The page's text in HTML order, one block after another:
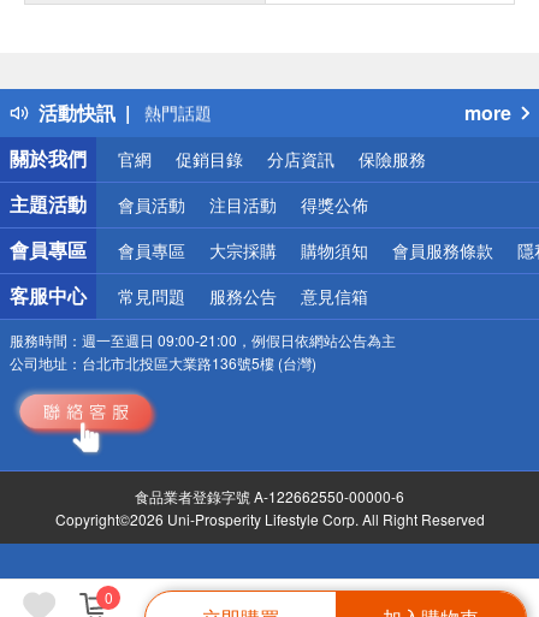
0
活動快訊
得獎公告
熱門話題
銀行優惠
偏遠地區配送
詐騙網頁！請小心！
more
關於我們
官網 促銷目錄 分店資訊 保險服務
主題活動 會員活動 注目活動 得獎公佈
會員專區 會員專區 大宗採購 購物須知 會員服務條款 隱
客服中心 常見問題 服務公告 意見信箱
服務時間： 週一至週日 09:00-21:00，例假日依網站公告為主
公司地址： 台北市北投區大業路136號5樓 (台灣)
食品業者登錄字號 A-122662550-00000-6
Copyright©2026 Uni-Prosperity Lifestyle Corp. All Right Reserved